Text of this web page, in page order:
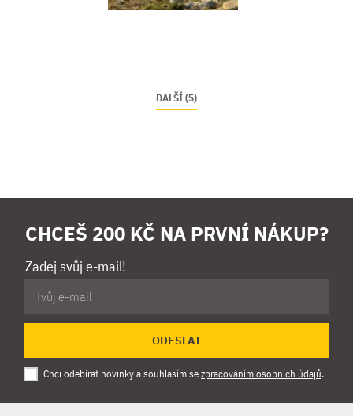
DALŠÍ (5)
CHCEŠ 200 KČ NA PRVNÍ NÁKUP?
Zadej svůj e-mail!
ODESLAT
Chci odebírat novinky a souhlasím sezpracováním osobních údajů.